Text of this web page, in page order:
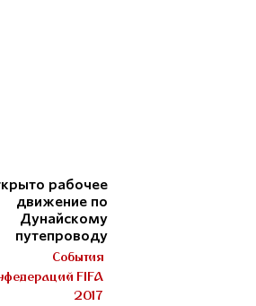
рабочее
движение по
Дунайскому
путепроводу
События
FIFA
2017